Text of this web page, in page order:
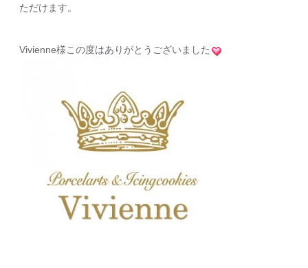
ただけます。
Vivienne様この度はありがとうございました